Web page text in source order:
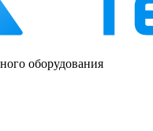
оборудования